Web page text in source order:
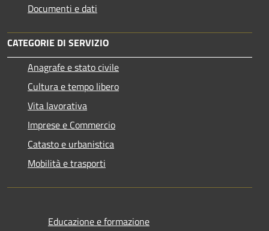
Documenti e dati
CATEGORIE DI SERVIZIO
Anagrafe e stato civile
Cultura e tempo libero
Vita lavorativa
Imprese e Commercio
Catasto e urbanistica
Mobilità e trasporti
Educazione e formazione